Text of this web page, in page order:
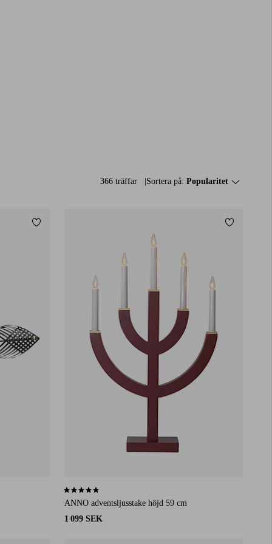
366 träffar Sortera på: Popularitet
Lägg till i favoriter
ANNO adventsljusstake höjd 59 cm
1 099 SEK
4,8 baserat på 6 st betyg
Lägg till i